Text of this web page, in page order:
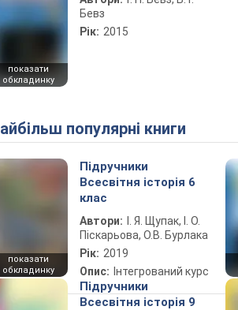
показати
обкладинку
Бевз
Рік: 2015
Найбільш популярні книги
показати
обкладинку
Підручники
Всесвітня історія 6
клас
Автори:
І. Я. Щупак, І. О.
Піскарьова, О.В. Бурлака
Рік: 2019
Опис: Інтегрований курс
Підручники
Всесвітня історія 9